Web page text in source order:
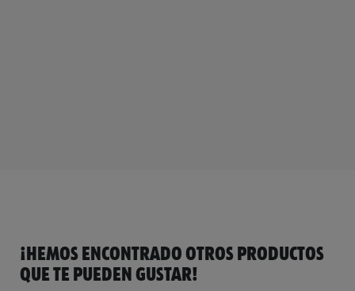
¡HEMOS ENCONTRADO OTROS PRODUCTOS
QUE TE PUEDEN GUSTAR!